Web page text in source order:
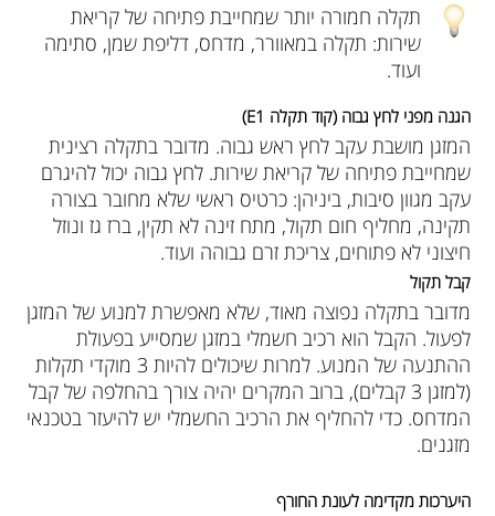
תקלה חמורה יותר שמחייבת פתיחה של קריאת
שירות: תקלה במאוורר, מדחס, דליפת שמן, סתימה
ועוד.
הגנה מפני לחץ גבוה (קוד תקלה E1)
המזגן מושבת עקב לחץ ראש גבוה. מדובר בתקלה רצינית
שמחייבת פתיחה של קריאת שירות. לחץ גבוה יכול להיגרם
עקב מגוון סיבות, ביניהן: כרטיס ראשי שלא מחובר בצורה
תקינה, מחליף חום תקול, מתח זינה לא תקין, ברז גז ונוזל
חיצוני לא פתוחים, צריכת זרם גבוהה ועוד.
קבל תקול
מדובר בתקלה נפוצה מאוד, שלא מאפשרת למנוע של המזגן
לפעול. הקבל הוא רכיב חשמלי במזגן שמסייע בפעולת
ההתנעה של המנוע. למרות שיכולים להיות 3 מוקדי תקלות
(למזגן 3 קבלים), ברוב המקרים יהיה צורך בהחלפה של קבל
המדחס. כדי להחליף את הרכיב החשמלי יש להיעזר בטכנאי
מזגנים.
היערכות מקדימה לעונת החורף